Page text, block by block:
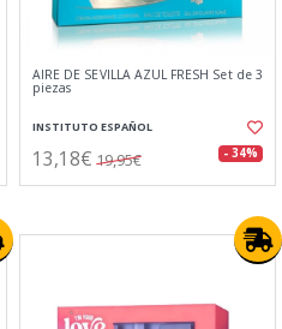
AIRE DE SEVILLA AZUL FRESH Set de 3
piezas
INSTITUTO ESPAÑOL
13,18€ 19,95€ - 34%